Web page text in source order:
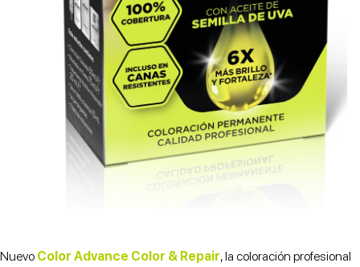
Nuevo Color Advance Color & Repair, la coloración profesional